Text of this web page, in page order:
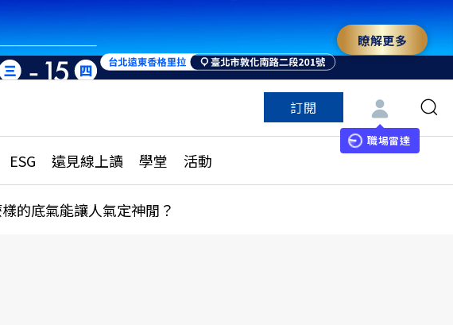
・洞見未來 與世界領袖同行
瞭解更多
訂閱
職場雷達
ESG 遠見線上讀 學堂 活動
析
更多訂閱方案
特色頻道
的底氣能讓人氣定神閒？